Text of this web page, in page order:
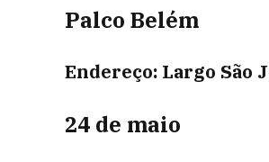
Palco Belém
Endereço: Largo São
24 de maio